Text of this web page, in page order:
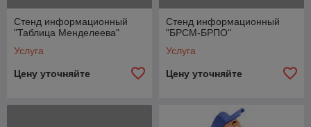
Стенд информационный
"Таблица Менделеева"
Услуга
Цену уточняйте
Стенд информационный
"БРСМ-БРПО"
Услуга
Цену уточняйте